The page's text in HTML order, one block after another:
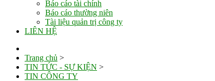
Báo cáo tài chính
Báo cáo thường niên
Tài liệu quản trị công ty
LIÊN HỆ
Trang chủ >
TIN TỨC - SỰ KIỆN >
TIN CÔNG TY